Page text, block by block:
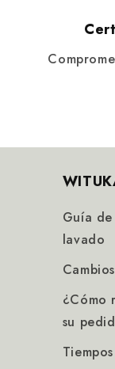
Guía
lavado
¿Cómo
su